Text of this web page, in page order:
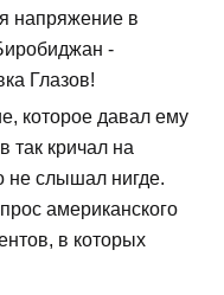
напряжение в
-
Глазов!
которое давал ему
так кричал на
не слышал нигде.
американского
в которых